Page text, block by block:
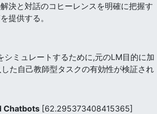
決と対話のコヒーレンスを明確に把握す
提供する。
ミュレートするために,元のLM目的に加
た自己教師型タスクの有効性が検証され
Chatbots [62.295373408415365]